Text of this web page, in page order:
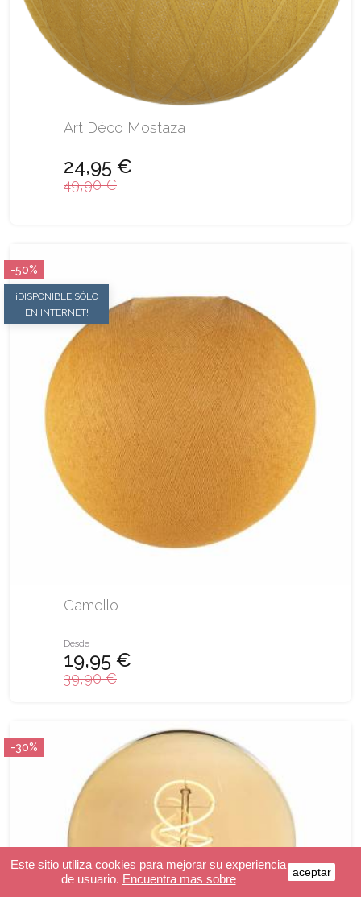
Art Déco Mostaza
24,95 €
49,90 €
¡DISPONIBLE SÓLO
EN INTERNET!
-50%
Camello
Desde
19,95 €
39,90 €
-30%
Este sitio utiliza cookies para mejorar su experiencia
de usuario. Encuentra mas sobre aceptar